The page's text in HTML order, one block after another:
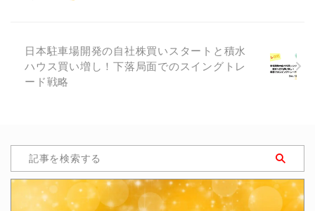
日本駐車場開発の自社株買いスタートと積水
ハウス買い増し！下落局面でのスイングトレ
ード戦略